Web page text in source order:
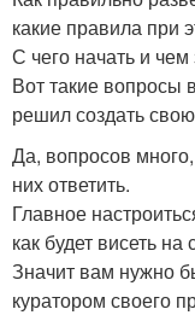
какие правила при
С чего начать и
Вот такие вопросы
решил создать
Да, вопросов
них ответить.
Главное
как будет висеть
Значит вам нужно
куратором своего